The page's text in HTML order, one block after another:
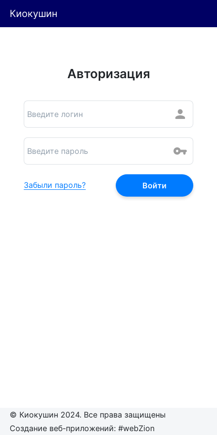
Киокушин
Авторизация
Забыли пароль?
© Киокушин 2024. Все права защищены
Создание веб-приложений: #webZion